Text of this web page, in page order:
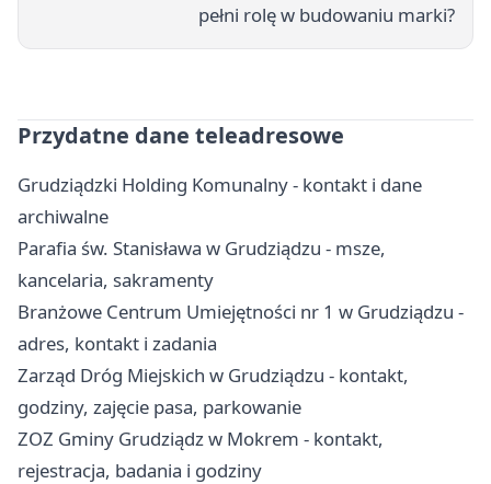
pełni rolę w budowaniu marki?
Przydatne dane teleadresowe
Grudziądzki Holding Komunalny - kontakt i dane
archiwalne
Parafia św. Stanisława w Grudziądzu - msze,
kancelaria, sakramenty
Branżowe Centrum Umiejętności nr 1 w Grudziądzu -
adres, kontakt i zadania
Zarząd Dróg Miejskich w Grudziądzu - kontakt,
godziny, zajęcie pasa, parkowanie
ZOZ Gminy Grudziądz w Mokrem - kontakt,
rejestracja, badania i godziny